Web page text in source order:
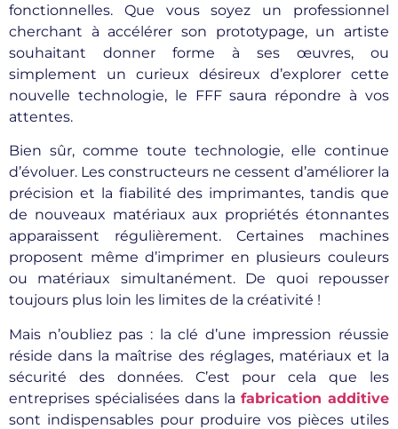
fonctionnelles. Que vous soyez un professionnel
cherchant à accélérer son prototypage, un artiste
souhaitant donner forme à ses œuvres, ou
simplement un curieux désireux d’explorer cette
nouvelle technologie, le FFF saura répondre à vos
attentes.
Bien sûr, comme toute technologie, elle continue
d’évoluer. Les constructeurs ne cessent d’améliorer la
précision et la fiabilité des imprimantes, tandis que
de nouveaux matériaux aux propriétés étonnantes
apparaissent régulièrement. Certaines machines
proposent même d’imprimer en plusieurs couleurs
ou matériaux simultanément. De quoi repousser
toujours plus loin les limites de la créativité !
Mais n’oubliez pas : la clé d’une impression réussie
réside dans la maîtrise des réglages, matériaux et la
sécurité des données. C’est pour cela que les
entreprises spécialisées dans lafabrication additive
sont indispensables pour produire vos pièces utiles